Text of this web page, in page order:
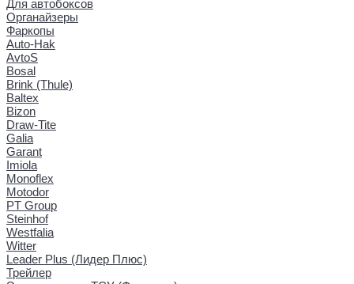
Для автобоксов
Органайзеры
Фаркопы
Auto-Hak
AvtoS
Bosal
Brink (Thule)
Baltex
Bizon
Draw-Tite
Galia
Garant
Imiola
Monoflex
Motodor
PT Group
Steinhof
Westfalia
Witter
Leader Plus (Лидер Плюс)
Трейлер